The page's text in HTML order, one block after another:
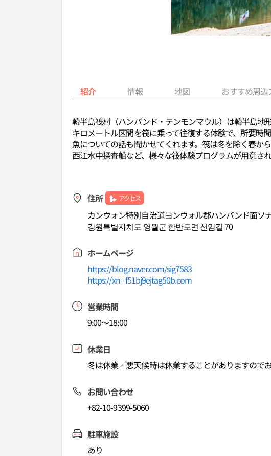
紹介 情報 地図 おすすめ周辺
韓半島筏村（ハンバンド・テンモンマウル）は韓半島
キロメートル区間を筏に乗って往復する体験で、所要時
魚についての話も聞かせてくれます。筏は冬を除く春か
西江水中探査船など、様々な筏体験プログラムが用意され
住所 アクセス
カンウォン特別自治道ヨンウォル郡ハンバンド面ソ
강원특별자치도 영월군 한반도면 선암길 70
ホームページ
https://blog.naver.com/sig7583
https://xn--f51bj9ejtag50b.com
営業時間
9:00～18:00
休業日
冬は休業／悪天候時は休業することがありますので
お問い合わせ
+82-10-9399-5060
駐車施設
あり